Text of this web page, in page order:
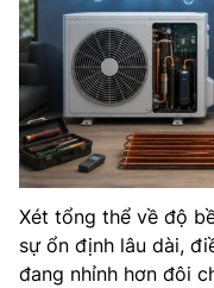
Xét tổng thể về độ
sự ổn định lâu dài,
đang nhỉnh hơn đôi